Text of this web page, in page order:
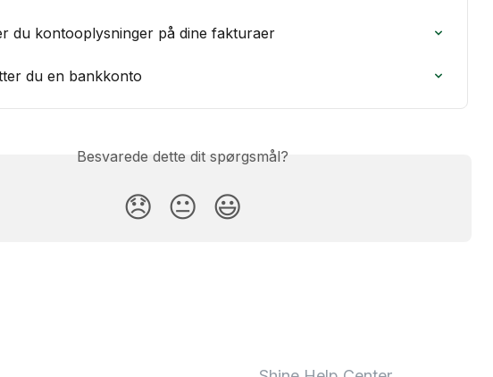
du kontooplysninger på dine fakturaer
du en bankkonto
Besvarede dette dit spørgsmål?
😞 😐 😃